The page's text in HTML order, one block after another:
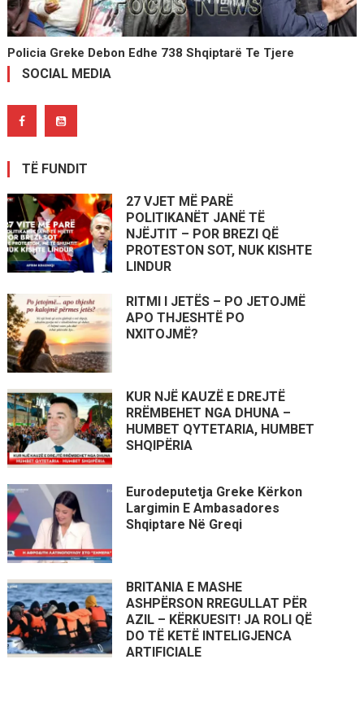
Policia Greke Debon Edhe 738 Shqiptarë Te Tjere
SOCIAL MEDIA
TË FUNDIT
27 VJET MË PARË
POLITIKANËT JANË TË
NJËJTIT – POR BREZI QË
PROTESTON SOT, NUK KISHTE
LINDUR
RITMI I JETËS – PO JETOJMË
APO THJESHTË PO
NXITOJMË?
KUR NJË KAUZË E DREJTË
RRËMBEHET NGA DHUNA –
HUMBET QYTETARIA, HUMBET
SHQIPËRIA
Eurodeputetja Greke Kërkon
Largimin E Ambasadores
Shqiptare Në Greqi
BRITANIA E MASHE
ASHPËRSON RREGULLAT PËR
AZIL – KËRKUESIT! JA ROLI QË
DO TË KETË INTELIGJENCA
ARTIFICIALE